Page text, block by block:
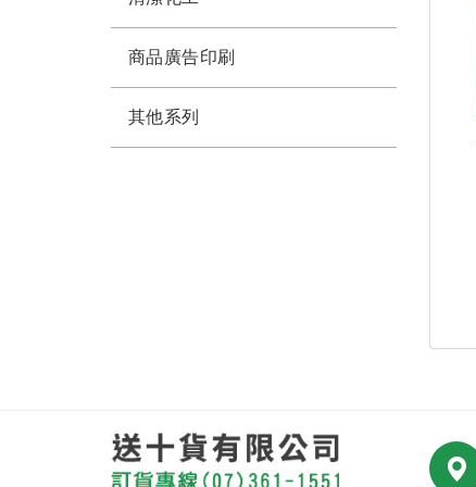
商品廣告印刷
其他系列